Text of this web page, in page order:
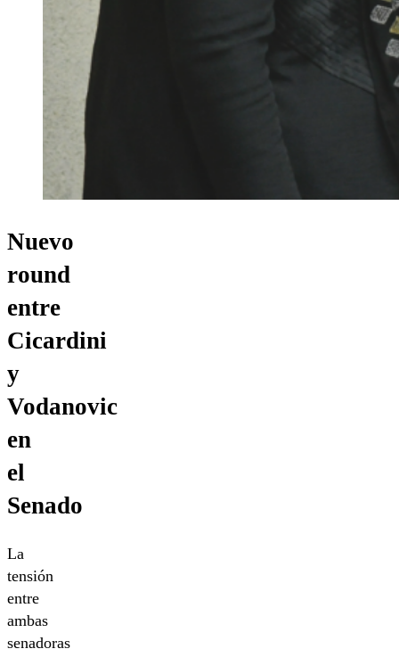
Nuevo
round
entre
Cicardini
y
Vodanovic
en
el
Senado
La
tensión
entre
ambas
senadoras